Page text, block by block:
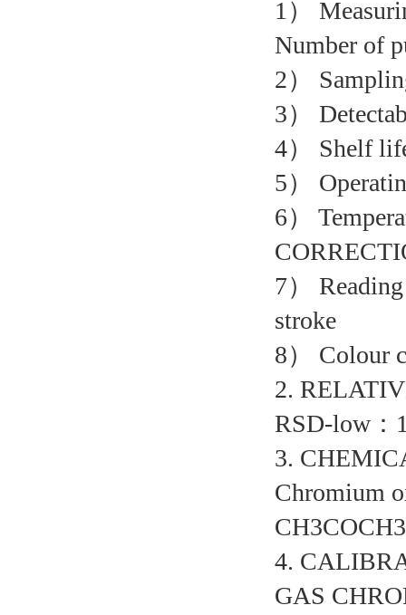
1）
Number of
2）
3）
4） Shelf
5）
6）
7）
stroke
8） Colour
2.
RSD-low
3.
Chromium
4.
GAS